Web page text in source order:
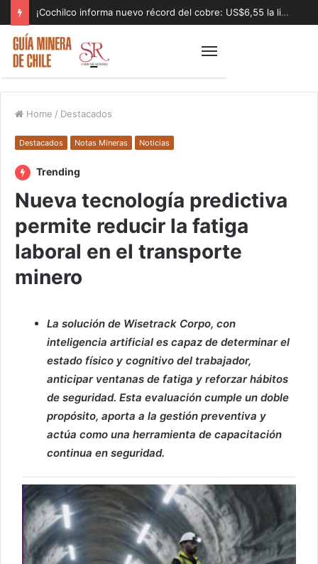
¡Cochilco informa nuevo récord del cobre: US$6,55 la libra!
Home / Destacados
Destacados Notas Mineras Noticias
Trending
Nueva tecnología predictiva
permite reducir la fatiga
laboral en el transporte
minero
La solución de Wisetrack Corpo, con
inteligencia artificial es capaz de determinar el
estado físico y cognitivo del trabajador,
anticipar ventanas de fatiga y reforzar hábitos
de seguridad. Esta evaluación cumple un doble
propósito, aporta a la gestión preventiva y
actúa como una herramienta de capacitación
continua en seguridad.